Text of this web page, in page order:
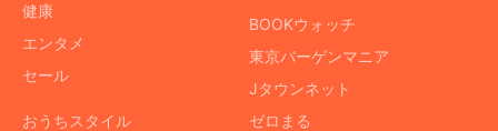
健康
エンタメ
セール
おうちスタイル
BOOKウォッチ
東京バーゲンマニア
Jタウンネット
ゼロまる